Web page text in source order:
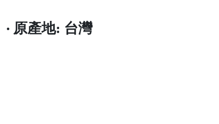
‧ 原產地: 台灣